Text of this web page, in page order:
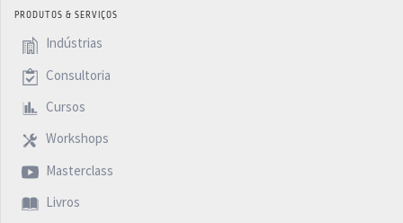
PRODUTOS & SERVIÇOS
Indústrias
Consultoria
Cursos
Workshops
Masterclass
Livros